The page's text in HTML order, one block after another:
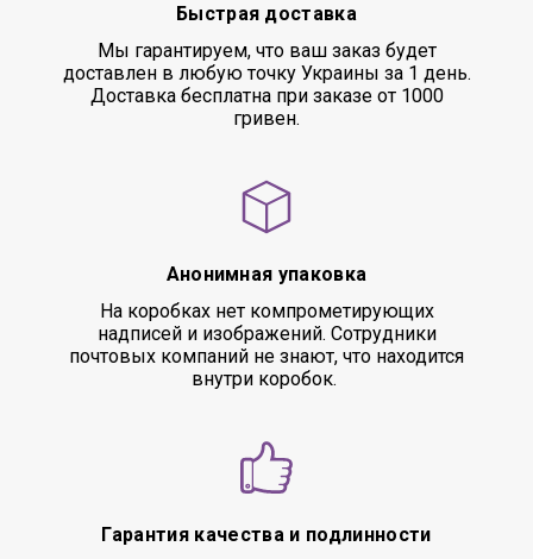
Быстрая доставка
Мы гарантируем, что ваш заказ будет
доставлен в любую точку Украины за 1 день.
Доставка бесплатна при заказе от 1000
гривен.
Анонимная упаковка
На коробках нет компрометирующих
надписей и изображений. Сотрудники
почтовых компаний не знают, что находится
внутри коробок.
Гарантия качества и подлинности